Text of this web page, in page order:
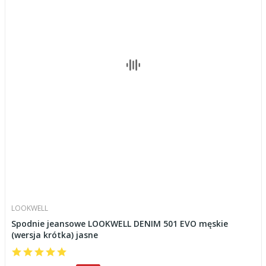
LOOKWELL
Spodnie jeansowe LOOKWELL DENIM 501 EVO męskie
(wersja krótka) jasne